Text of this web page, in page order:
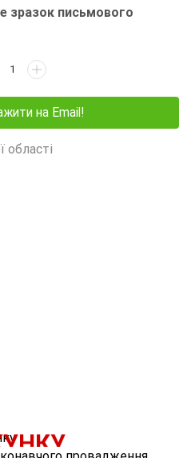
зразок письмового
на Email!
області